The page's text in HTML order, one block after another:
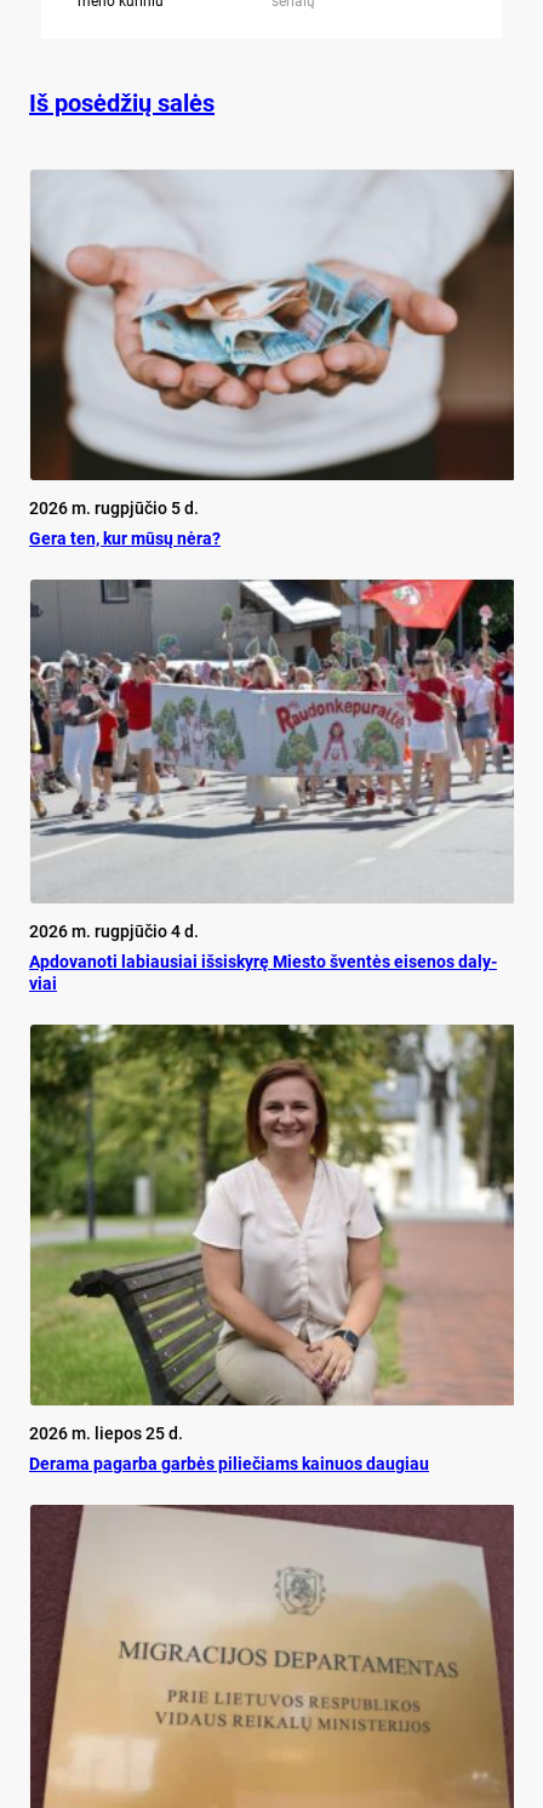
Iš posėdžių salės
2026 m. rugpjūčio 5 d.
Ge­ra ten, kur mū­sų nė­ra?
2026 m. rugpjūčio 4 d.
Ap­do­va­no­ti la­biau­siai iš­si­sky­rę Mies­to šven­tės ei­se­nos da­ly­
viai
2026 m. liepos 25 d.
De­ra­ma pa­gar­ba gar­bės pi­lie­čiams kai­nuos dau­giau